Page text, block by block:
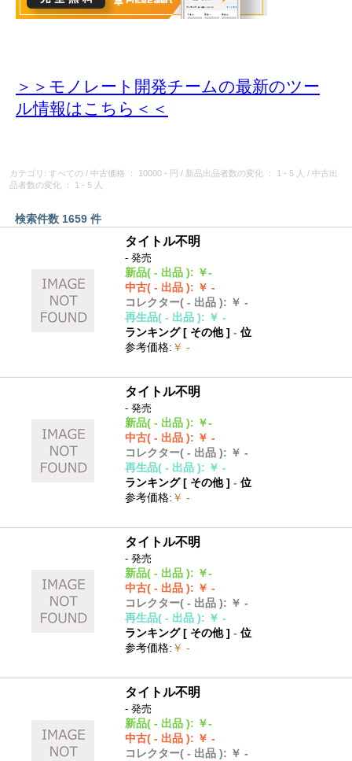
＞＞モノレート開発チームの最新のツー
ル情報はこちら＜＜
カテゴリ: すべての / 中古価格 ： 10000 - 円 / 新品出品者数の変化 ： 1 - 5 人 / 中古出
品者数の変化
： 1 - 5 人
検索件数 1659 件
タイトル不明
- 発売
新品( - 出品 ): ￥-
中古( - 出品 ): ￥ -
コレクター( - 出品 ): ￥ -
再生品( - 出品 ): ￥ -
ランキング [ その他]- 位
参考価格: ￥ -
タイトル不明
- 発売
新品( - 出品 ): ￥-
中古( - 出品 ): ￥ -
コレクター( - 出品 ): ￥ -
再生品( - 出品 ): ￥ -
ランキング [ その他]- 位
参考価格: ￥ -
タイトル不明
- 発売
新品( - 出品 ): ￥-
中古( - 出品 ): ￥ -
コレクター( - 出品 ): ￥ -
再生品( - 出品 ): ￥ -
ランキング [ その他]- 位
参考価格: ￥ -
タイトル不明
- 発売
新品( - 出品 ): ￥-
中古( - 出品 ): ￥ -
コレクター( - 出品 ): ￥ -